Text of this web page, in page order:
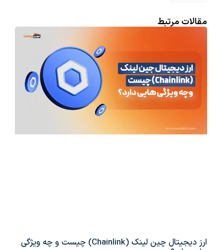
مقالات مرتبط
ارز دیجیتال چین لینک (Chainlink) چیست و چه ویژگی